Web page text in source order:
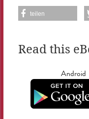
teilen
Read this
Android